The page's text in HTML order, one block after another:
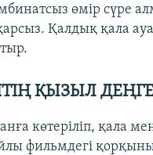
өмір сүре
Қалдық қала
ҚЫЗЫЛ
көтеріліп, қала
фильмдегі